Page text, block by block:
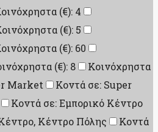
(€): 4
(€): 5
(€): 60
(€): 8
Κοινόχρηστα
Market
Κοντά σε: Super
Κοντά σε: Εμπορικό Κέντρο
Κέντρο Πόλης
Κοντά